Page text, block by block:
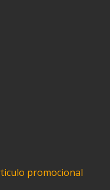
promocional